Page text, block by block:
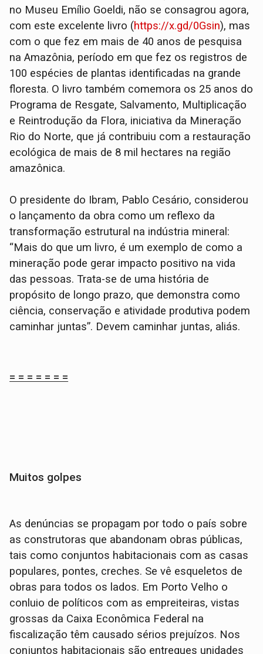
no Museu Emílio Goeldi, não se consagrou agora,
com este excelente livro (https://x.gd/0Gsin), mas
com o que fez em mais de 40 anos de pesquisa
na Amazônia, período em que fez os registros de
100 espécies de plantas identificadas na grande
floresta. O livro também comemora os 25 anos do
Programa de Resgate, Salvamento, Multiplicação
e Reintrodução da Flora, iniciativa da Mineração
Rio do Norte, que já contribuiu com a restauração
ecológica de mais de 8 mil hectares na região
amazônica.
O presidente do Ibram, Pablo Cesário, considerou
o lançamento da obra como um reflexo da
transformação estrutural na indústria mineral:
“Mais do que um livro, é um exemplo de como a
mineração pode gerar impacto positivo na vida
das pessoas. Trata-se de uma história de
propósito de longo prazo, que demonstra como
ciência, conservação e atividade produtiva podem
caminhar juntas”. Devem caminhar juntas, aliás.
= = = = = = =
Muitos golpes
As denúncias se propagam por todo o país sobre
as construtoras que abandonam obras públicas,
tais como conjuntos habitacionais com as casas
populares, pontes, creches. Se vê esqueletos de
obras para todos os lados. Em Porto Velho o
conluio de políticos com as empreiteiras, vistas
grossas da Caixa Econômica Federal na
fiscalização têm causado sérios prejuízos. Nos
conjuntos habitacionais são entregues unidades